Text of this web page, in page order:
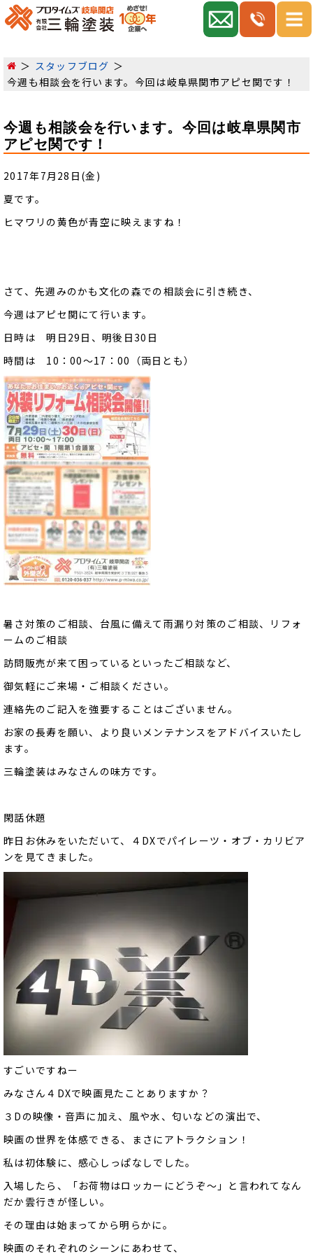
スタッフブログ
今週も相談会を行います。今回は岐阜県関市アピセ関です！
今週も相談会を行います。今回は岐阜県関市
アピセ関です！
2017年7月28日(金)
夏です。
ヒマワリの黄色が青空に映えますね！
さて、先週みのかも文化の森での相談会に引き続き、
今週はアピセ関にて行います。
日時は 明日29日、明後日30日
時間は 10：00～17：00（両日とも）
暑さ対策のご相談、台風に備えて雨漏り対策のご相談、リフォ
ームのご相談
訪問販売が来て困っているといったご相談など、
御気軽にご来場・ご相談ください。
連絡先のご記入を強要することはございません。
お家の長寿を願い、より良いメンテナンスをアドバイスいたし
ます。
三輪塗装はみなさんの味方です。
閑話休題
昨日お休みをいただいて、４DXでパイレーツ・オブ・カリビア
ンを見てきました。
すごいですねー
みなさん４DXで映画見たことありますか？
３Dの映像・音声に加え、風や水、匂いなどの演出で、
映画の世界を体感できる、まさにアトラクション！
私は初体験に、感心しっぱなしでした。
入場したら、「お荷物はロッカーにどうぞ～」と言われてなん
だか雲行きが怪しい。
その理由は始まってから明らかに。
映画のそれぞれのシーンにあわせて、